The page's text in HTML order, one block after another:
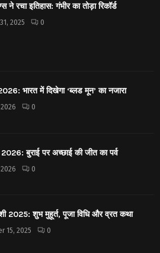
ने रचा इतिहास: गंभीर का तोड़ा रिकॉर्ड
2025 0
भारत में दिखेगा ‘ब्लड मून’ का नजारा
0
2026: बुराई पर अच्छाई की जीत का पर्व
0
2025: शुभ मुहूर्त, पूजा विधि और व्रत कथा
15, 2025 0